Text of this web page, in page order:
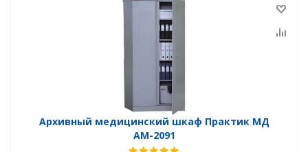
Архивный медицинский шкаф Практик МД
АМ-2091